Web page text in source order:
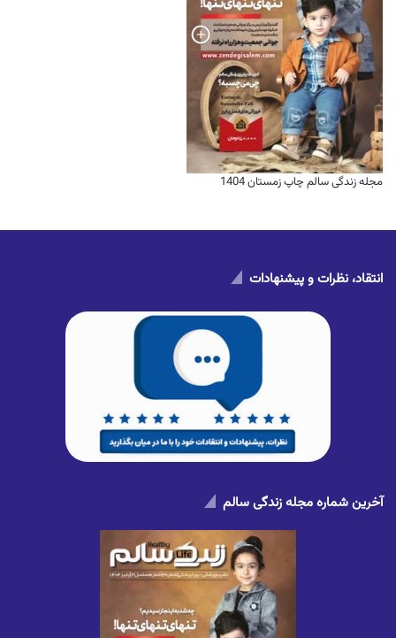
مجله زندگی سالم چاپ زمستان 1404
انتقاد، نظرات و پیشنهادات
آخرین شماره مجله زندگی سالم